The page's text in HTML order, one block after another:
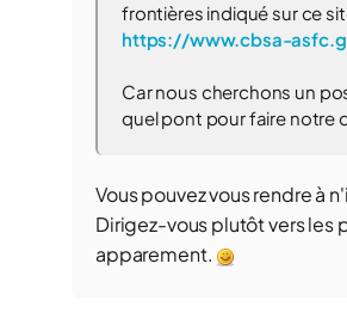
frontières indiqué sur ce
https://www.cbsa-
Car nous cherchons un
quel pont pour faire notre
Vous pouvez vous rendre à
Dirigez-vous plutôt vers les
apparement.